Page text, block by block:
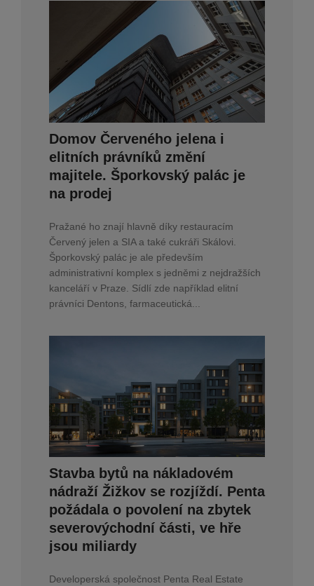
Domov Červeného jelena i
elitních právníků změní
majitele. Šporkovský palác je
na prodej
Pražané ho znají hlavně díky restauracím
Červený jelen a SIA a také cukráři Skálovi.
Šporkovský palác je ale především
administrativní komplex s jedněmi z nejdražších
kanceláří v Praze. Sídlí zde například elitní
právníci Dentons, farmaceutická...
Stavba bytů na nákladovém
nádraží Žižkov se rozjíždí. Penta
požádala o povolení na zbytek
severovýchodní části, ve hře
jsou miliardy
Developerská společnost Penta Real Estate